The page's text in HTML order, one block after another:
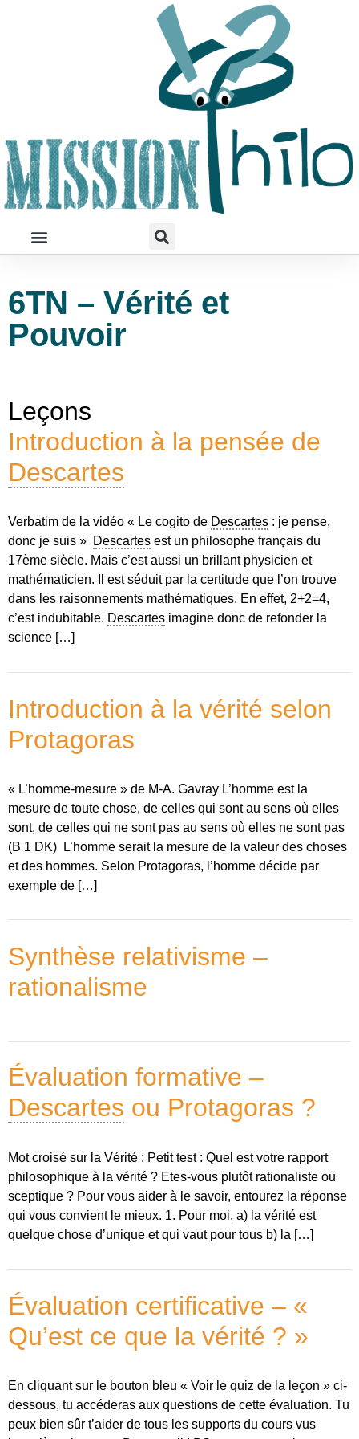
6TN – Vérité et
Pouvoir
Leçons
Introduction à la pensée de
Descartes
Verbatim de la vidéo « Le cogito de Descartes : je pense,
donc je suis » Descartes est un philosophe français du
17ème siècle. Mais c’est aussi un brillant physicien et
mathématicien. Il est séduit par la certitude que l’on trouve
dans les raisonnements mathématiques. En effet, 2+2=4,
c’est indubitable. Descartes imagine donc de refonder la
science […]
Introduction à la vérité selon
Protagoras
« L’homme-mesure » de M-A. Gavray L’homme est la
mesure de toute chose, de celles qui sont au sens où elles
sont, de celles qui ne sont pas au sens où elles ne sont pas
(B 1 DK) L’homme serait la mesure de la valeur des choses
et des hommes. Selon Protagoras, l’homme décide par
exemple de […]
Synthèse relativisme –
rationalisme
Évaluation formative –
Descartes ou Protagoras ?
Mot croisé sur la Vérité : Petit test : Quel est votre rapport
philosophique à la vérité ? Etes-vous plutôt rationaliste ou
sceptique ? Pour vous aider à le savoir, entourez la réponse
qui vous convient le mieux. 1. Pour moi, a) la vérité est
quelque chose d’unique et qui vaut pour tous b) la […]
Évaluation certificative – «
Qu’est ce que la vérité ? »
En cliquant sur le bouton bleu « Voir le quiz de la leçon » ci-
dessous, tu accéderas aux questions de cette évaluation. Tu
peux bien sûr t’aider de tous les supports du cours vus